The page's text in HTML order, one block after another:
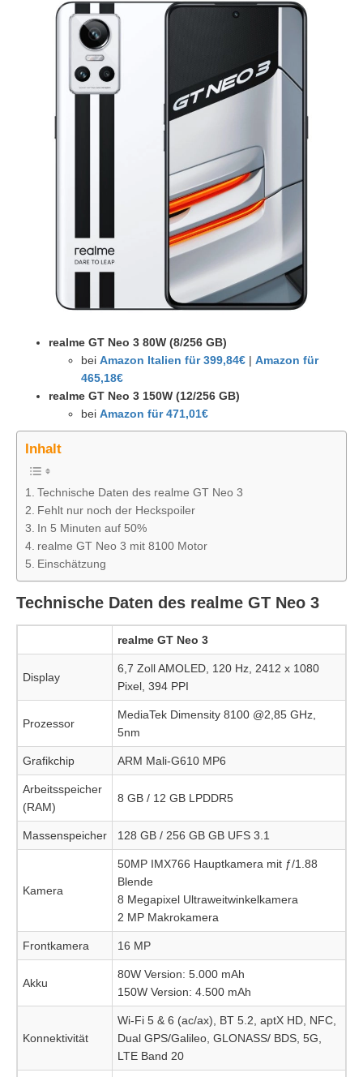
realme GT Neo 3 80W (8/256 GB)
bei Amazon Italien für 399,84€ | Amazon für
465,18€
realme GT Neo 3 150W (12/256 GB)
bei Amazon für 471,01€
Inhalt
Technische Daten des realme GT Neo 3
Fehlt nur noch der Heckspoiler
In 5 Minuten auf 50%
realme GT Neo 3 mit 8100 Motor
Einschätzung
Technische Daten des realme GT Neo 3
realme GT Neo 3
Display
6,7 Zoll AMOLED, 120 Hz, 2412 x 1080
Pixel, 394 PPI
Prozessor
MediaTek Dimensity 8100 @2,85 GHz,
5nm
Grafikchip ARM Mali-G610 MP6
Arbeitsspeicher
(RAM)
8 GB / 12 GB LPDDR5
Massenspeicher 128 GB / 256 GB GB UFS 3.1
Kamera
50MP IMX766 Hauptkamera mit ƒ/1.88
Blende
8 Megapixel Ultraweitwinkelkamera
2 MP Makrokamera
Frontkamera 16 MP
Akku
80W Version: 5.000 mAh
150W Version: 4.500 mAh
Konnektivität
Wi-Fi 5 & 6 (ac/ax), BT 5.2, aptX HD, NFC,
Dual GPS/Galileo, GLONASS/ BDS, 5G,
LTE Band 20